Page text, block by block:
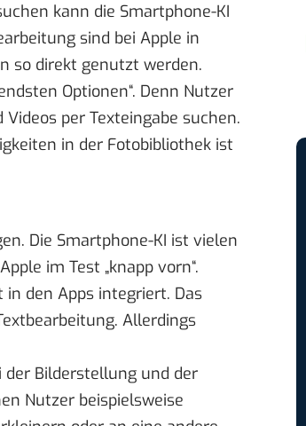
kann die Smartphone-KI
sind bei Apple in
so direkt genutzt werden.
Optionen“. Denn Nutzer
per Texteingabe suchen.
in der Fotobibliothek ist
Die Smartphone-KI ist vielen
im Test „knapp vorn“.
den Apps integriert. Das
Allerdings
Bilderstellung und der
Nutzer beispielsweise